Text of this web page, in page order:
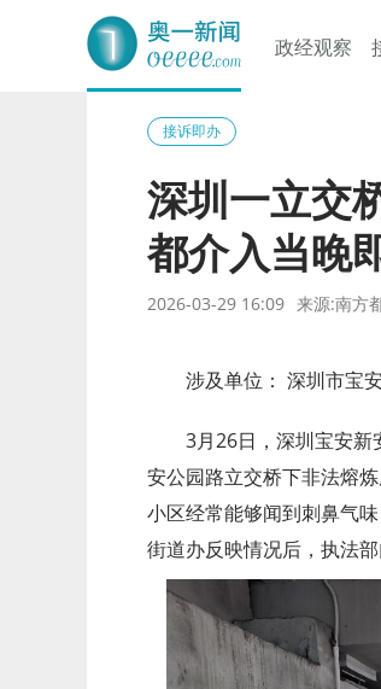
奥一网
政经观察
接诉即办
深圳一立交
都介入当晚
2026-03-29 16:09 来源:南方
涉及单位： 深圳市宝
3月26日，深圳宝安新
安公园路立交桥下非法熔
小区经常能够闻到刺鼻气
街道办反映情况后，执法